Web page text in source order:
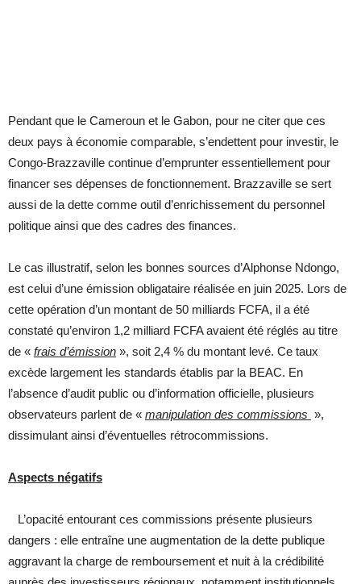
Pendant que le Cameroun et le Gabon, pour ne citer que ces
deux pays à économie comparable, s’endettent pour investir, le
Congo-Brazzaville continue d’emprunter essentiellement pour
financer ses dépenses de fonctionnement. Brazzaville se sert
aussi de la dette comme outil d’enrichissement du personnel
politique ainsi que des cadres des finances.
Le cas illustratif, selon les bonnes sources d’Alphonse Ndongo,
est celui d’une émission obligataire réalisée en juin 2025. Lors de
cette opération d’un montant de 50 milliards FCFA, il a été
constaté qu’environ 1,2 milliard FCFA avaient été réglés au titre
de « frais d’émission », soit 2,4 % du montant levé. Ce taux
excède largement les standards établis par la BEAC. En
l’absence d’audit public ou d’information officielle, plusieurs
observateurs parlent de « manipulation des commissions »,
dissimulant ainsi d’éventuelles rétrocommissions.
Aspects négatifs
L’opacité entourant ces commissions présente plusieurs
dangers : elle entraîne une augmentation de la dette publique
aggravant la charge de remboursement et nuit à la crédibilité